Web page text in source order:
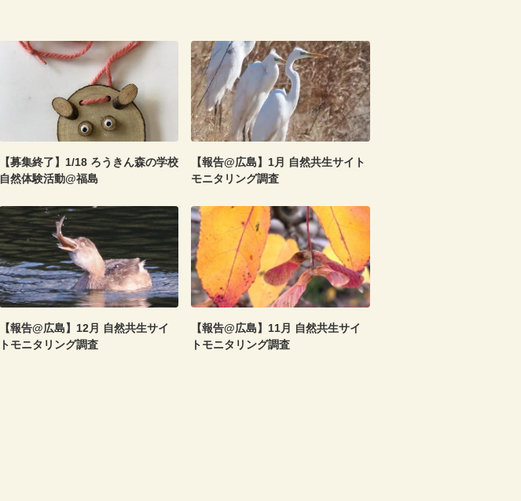
【募集終了】1/18 ろうきん森の学校
自然体験活動@福島
【報告@広島】1月 自然共生サイト
モニタリング調査
【報告@広島】12月 自然共生サイ
トモニタリング調査
【報告@広島】11月 自然共生サイ
トモニタリング調査